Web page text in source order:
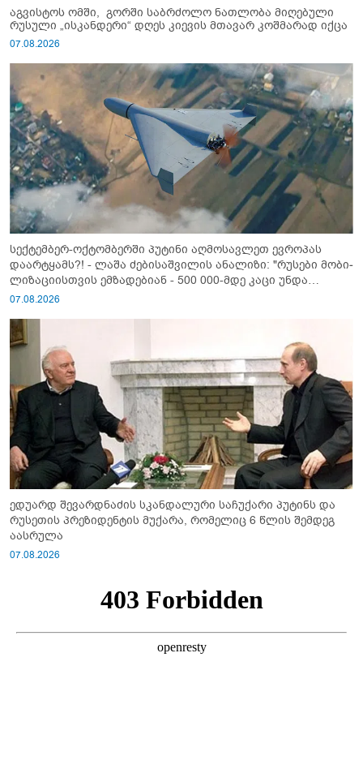
აგვისტოს ომში, გორში საბრძოლო ნათლობა მიღებული
რუსული „ისკანდერი“ დღეს კიევის მთავარ კოშმარად იქცა
07.08.2026
სექტემბერ-ოქტომბერში პუტინი აღმოსავლეთ ევროპას
დაარტყამს?! - ლაშა ძებისაშვილის ანალიზი: "რუსები მობი­
ლიზაციისთვის ემზადებიან - 500 000-მდე კაცი უნდა
გაიწვიონ ომში"
07.08.2026
ედუარდ შევარდნაძის სკანდალური საჩუქარი პუტინს და
რუსეთის პრეზიდენტის მუქარა, რომელიც 6 წლის შემდეგ
აასრულა
07.08.2026